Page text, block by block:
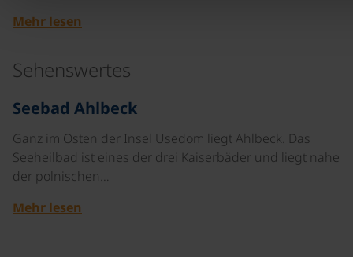
Mehr lesen
Sehenswertes
Seebad Ahlbeck
Ganz im Osten der Insel Usedom liegt Ahlbeck. Das
Seeheilbad ist eines der drei Kaiserbäder und liegt nahe
der polnischen…
Mehr lesen